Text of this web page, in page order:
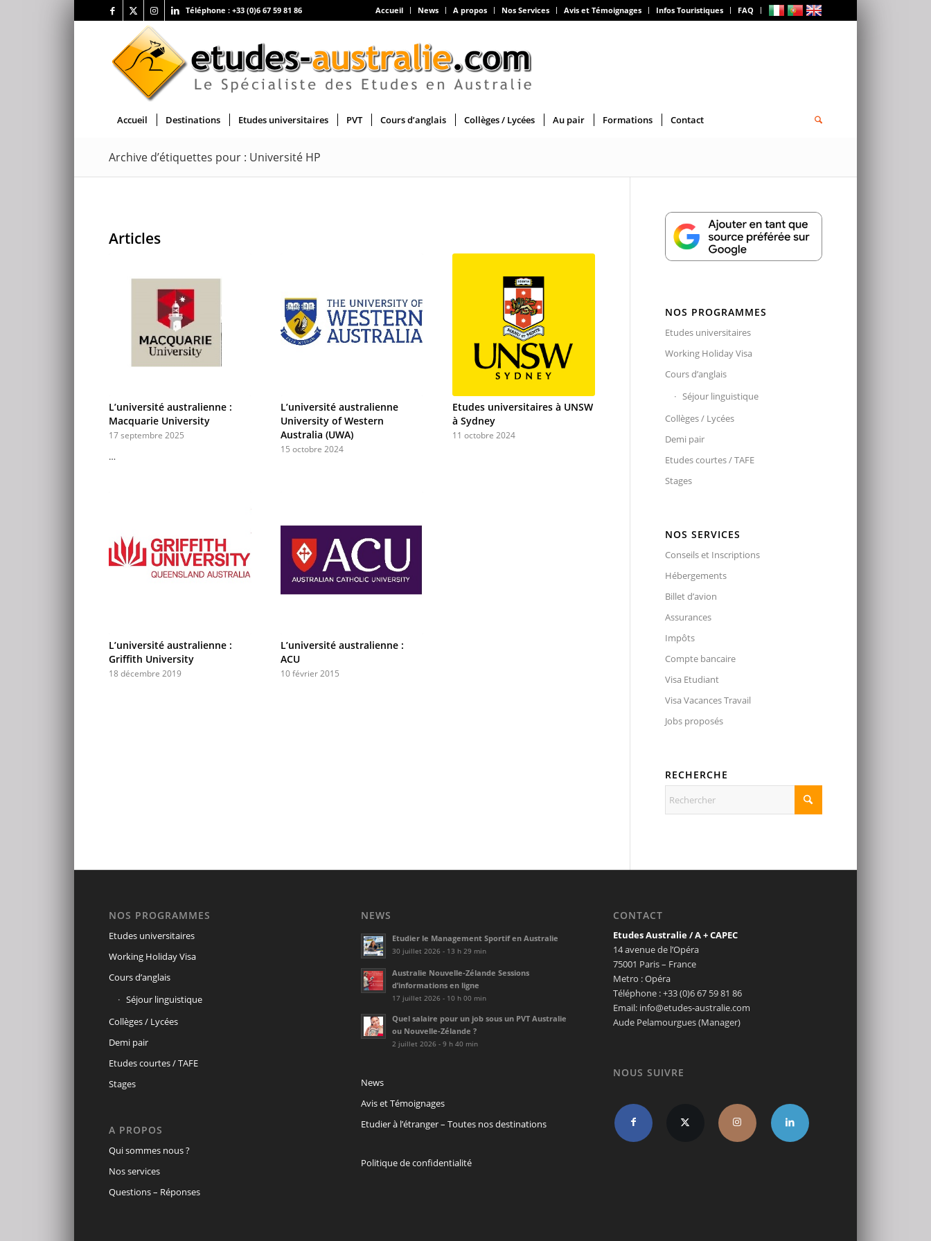
Accueil News A propos Nos Services Avis et Témoignages Infos Touristiques FAQ
Téléphone : +33 (0)6 67 59 81 86
Accueil Destinations Etudes universitaires PVT Cours d’anglais Collèges / Lycées Au pair Formations Contact
Archive d’étiquettes pour : Université HP
Articles
L’université australienne :
Macquarie University
17 septembre 2025
…
L’université australienne
University of Western
Australia (UWA)
15 octobre 2024
Etudes universitaires à UNSW
à Sydney
11 octobre 2024
L’université australienne :
Griffith University
18 décembre 2019
L’université australienne :
ACU
10 février 2015
NOS PROGRAMMES
Etudes universitaires
Working Holiday Visa
Cours d’anglais
Séjour linguistique
Collèges / Lycées
Demi pair
Etudes courtes / TAFE
Stages
NOS SERVICES
Conseils et Inscriptions
Hébergements
Billet d’avion
Assurances
Impôts
Compte bancaire
Visa Etudiant
Visa Vacances Travail
Jobs proposés
RECHERCHE
NOS PROGRAMMES
Etudes universitaires
Working Holiday Visa
Cours d’anglais
Séjour linguistique
Collèges / Lycées
Demi pair
Etudes courtes / TAFE
Stages
A PROPOS
Qui sommes nous ?
Nos services
Questions – Réponses
NEWS
Etudier le Management Sportif en Australie
30 juillet 2026 - 13 h 29 min
Australie Nouvelle-Zélande Sessions
d’informations en ligne
17 juillet 2026 - 10 h 00 min
Quel salaire pour un job sous un PVT Australie
ou Nouvelle-Zélande ?
2 juillet 2026 - 9 h 40 min
News
Avis et Témoignages
Etudier à l’étranger – Toutes nos destinations
Politique de confidentialité
CONTACT
Etudes Australie / A + CAPEC
14 avenue de l’Opéra
75001 Paris – France
Metro : Opéra
Téléphone : +33 (0)6 67 59 81 86
Email: info@etudes-australie.com
Aude Pelamourgues (Manager)
NOUS SUIVRE